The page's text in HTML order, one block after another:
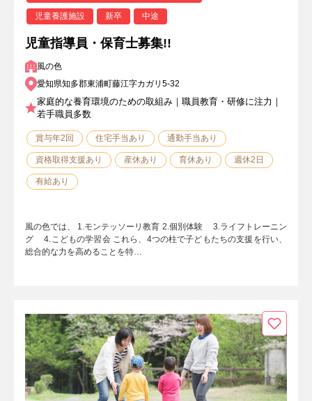
児童養護施設 新卒 中途
児童指導員・保育士募集!!
風の色
愛知県知多郡東浦町藤江字カガリ5-32
家庭的な養育環境のための取組み｜職員教育・研修に注力｜
若手職員多数
賞与年2回 住宅手当あり 通勤手当あり
資格取得支援あり 産休あり 育休あり 週休2日
有給あり
風の色では、 1.モンテッソーリ教育 2.個別体験 3.ライフトレーニン
グ 4.こどもの学習会 これら、4つの柱で子どもたちの支援を行い、
総合的な力を高めることを特…